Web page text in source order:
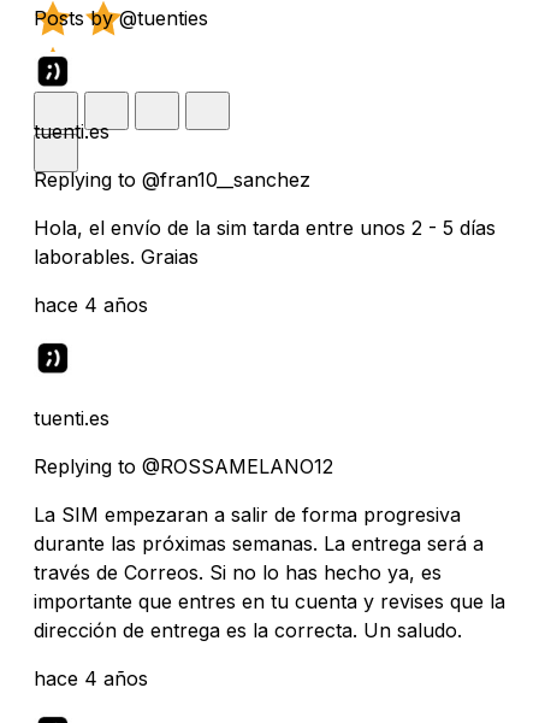
Posts by @tuenties
tuenti.es
Replying to @fran10__sanchez
Hola, el envío de la sim tarda entre unos 2 - 5 días
laborables. Graias
hace 4 años
tuenti.es
Replying to @ROSSAMELANO12
La SIM empezaran a salir de forma progresiva
durante las próximas semanas. La entrega será a
través de Correos. Si no lo has hecho ya, es
importante que entres en tu cuenta y revises que la
dirección de entrega es la correcta. Un saludo.
hace 4 años